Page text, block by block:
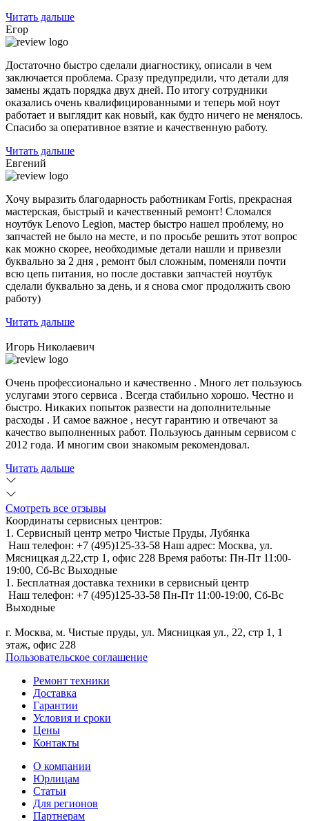
Читать дальше
Егор
Достаточно быстро сделали диагностику, описали в чем
заключается проблема. Сразу предупредили, что детали для
замены ждать порядка двух дней. По итогу сотрудники
оказались очень квалифицированными и теперь мой ноут
работает и выглядит как новый, как будто ничего не менялось.
Спасибо за оперативное взятие и качественную работу.
Читать дальше
Евгений
Хочу выразить благодарность работникам Fortis, прекрасная
мастерская, быстрый и качественный ремонт! Сломался
ноутбук Lenovo Legion, мастер быстро нашел проблему, но
запчастей не было на месте, и по просьбе решить этот вопрос
как можно скорее, необходимые детали нашли и привезли
буквально за 2 дня , ремонт был сложным, поменяли почти
всю цепь питания, но после доставки запчастей ноутбук
сделали буквально за день, и я снова смог продолжить свою
работу)
Читать дальше
Игорь Николаевич
Очень профессионально и качественно . Много лет пользуюсь
услугами этого сервиса . Всегда стабильно хорошо. Честно и
быстро. Никаких попыток развести на дополнительные
расходы . И самое важное , несут гарантию и отвечают за
качество выполненных работ. Пользуюсь данным сервисом с
2012 года. И многим свои знакомым рекомендовал.
Читать дальше
Смотреть все отзывы
Координаты сервисных центров:
1. Сервисный центр метро Чистые Пруды, Лубянка
Наш телефон: +7 (495)125-33-58 Наш адрес: Москва, ул.
Мясницкая д.22,стр 1, офис 228 Время работы: Пн-Пт 11:00-
19:00, Сб-Вс Выходные
1. Бесплатная доставка техники в сервисный центр
Наш телефон: +7 (495)125-33-58 Пн-Пт 11:00-19:00, Сб-Вс
Выходные
г. Москва, м. Чистые пруды, ул. Мясницкая ул., 22, стр 1, 1
этаж, офис 228
Пользовательское соглашение
Ремонт техники
Доставка
Гарантии
Условия и сроки
Цены
Контакты
О компании
Юрлицам
Статьи
Для регионов
Партнерам